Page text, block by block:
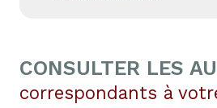
CONSULTER LES
correspondants à